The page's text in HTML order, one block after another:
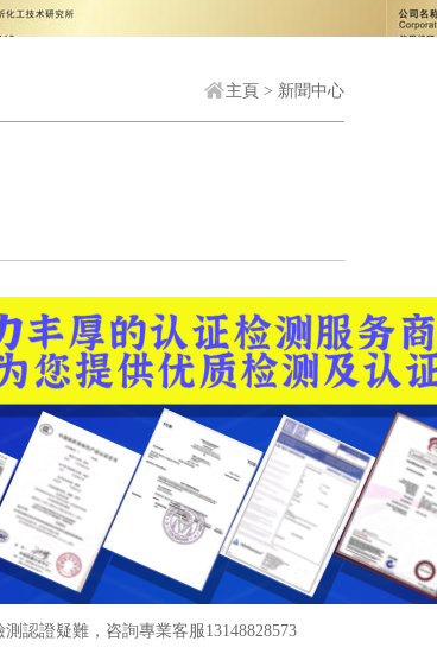
主頁 > 新聞中心
認證疑難，咨詢專業客服13148828573